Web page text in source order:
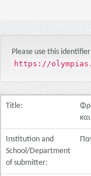
Please use this
https://
Title:
Institution and
School/Department
of submitter: